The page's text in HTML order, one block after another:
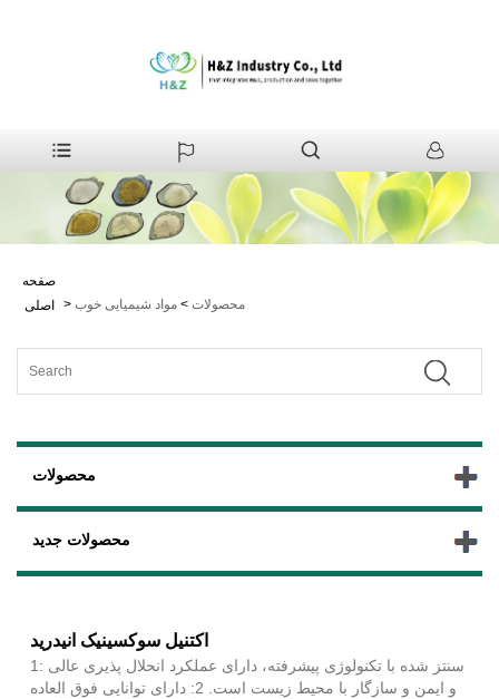
صفحه
اصلی
> محصولات > مواد شیمیایی خوب
محصولات
محصولات جدید
اکتنیل سوکسینیک انیدرید
1: سنتز شده با تکنولوژی پیشرفته، دارای عملکرد انحلال پذیری عالی
و ایمن و سازگار با محیط زیست است. 2: دارای توانایی فوق العاده